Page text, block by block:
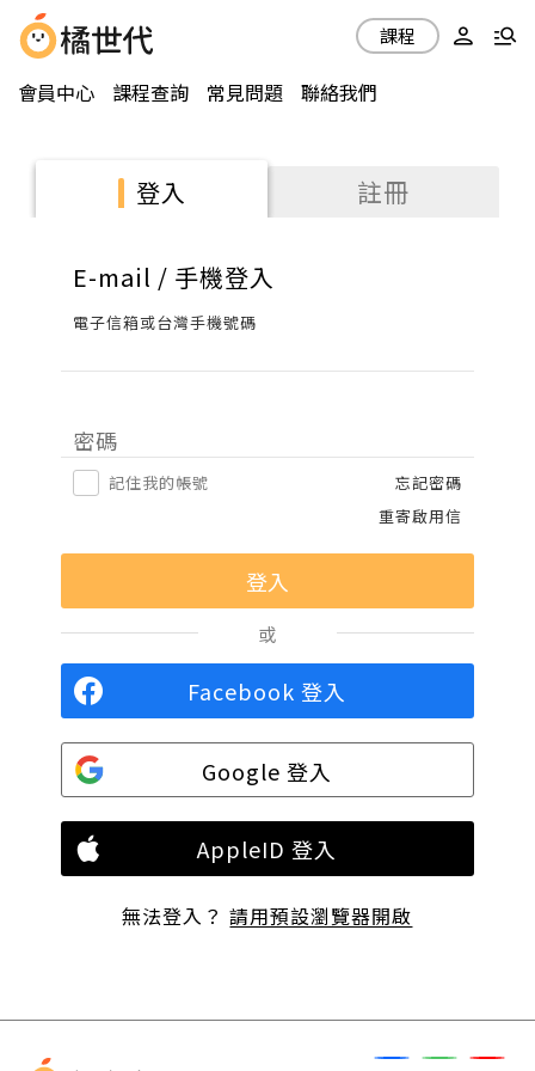
會員中心 課程查詢 常見問題 聯絡我們
課程
登入 註冊
E-mail / 手機登入
電子信箱或台灣手機號碼
密碼
記住我的帳號
忘記密碼
重寄啟用信
或
Facebook 登入
Google 登入
AppleID 登入
無法登入？請用預設瀏覽器開啟